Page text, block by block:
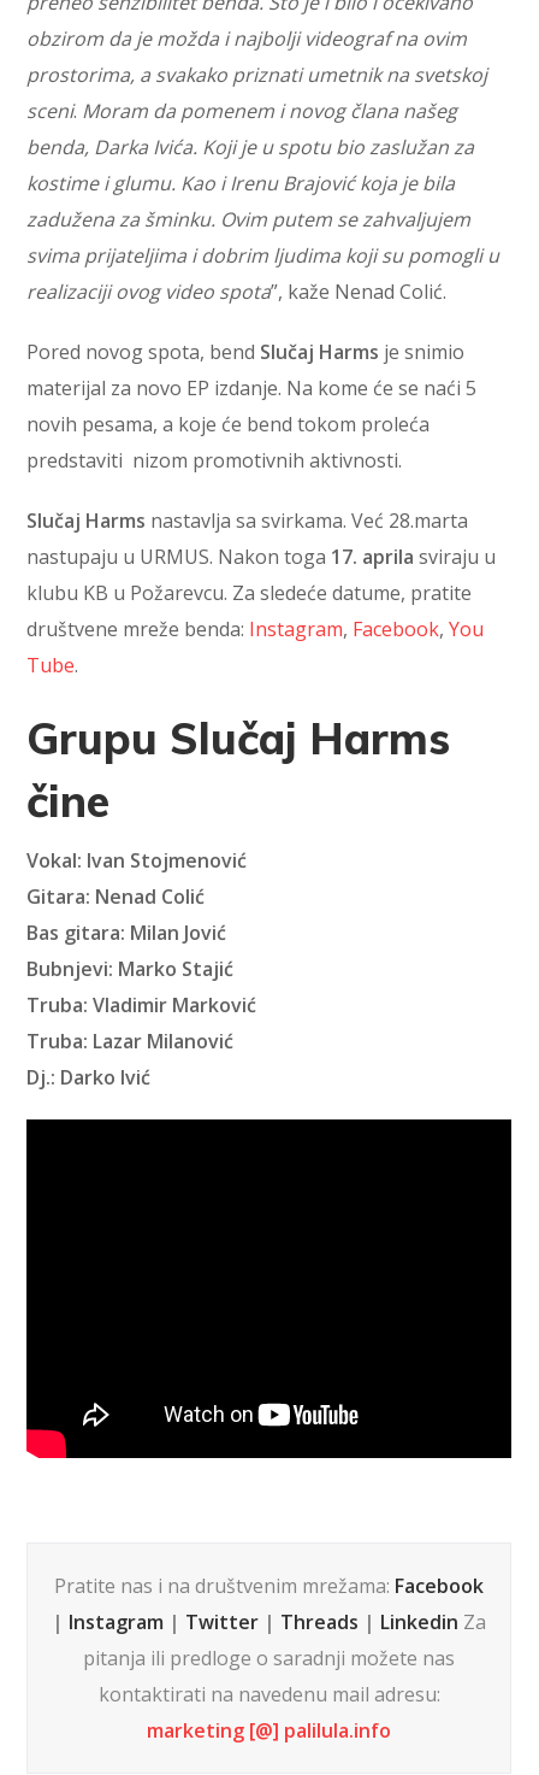
obzirom da je možda i najbolji videograf na ovim
prostorima, a svakako priznati umetnik na svetskoj
sceni. Moram da pomenem i novog člana našeg
benda, Darka Ivića. Koji je u spotu bio zaslužan za
kostime i glumu. Kao i Irenu Brajović koja je bila
zadužena za šminku. Ovim putem se zahvaljujem
svima prijateljima i dobrim ljudima koji su pomogli u
realizaciji ovog video spota”, kaže Nenad Colić.
Pored novog spota, bend Slučaj Harms je snimio
materijal za novo EP izdanje. Na kome će se naći 5
novih pesama, a koje će bend tokom proleća
predstaviti nizom promotivnih aktivnosti.
Slučaj Harms nastavlja sa svirkama. Već 28.marta
nastupaju u URMUS. Nakon toga 17. aprila sviraju u
klubu KB u Požarevcu. Za sledeće datume, pratite
društvene mreže benda: Instagram, Facebook,You
Tube.
Grupu Slučaj Harms
čine
Vokal: Ivan Stojmenović
Gitara: Nenad Colić
Bas gitara: Milan Jović
Bubnjevi: Marko Stajić
Truba: Vladimir Marković
Truba: Lazar Milanović
Dj.: Darko Ivić
Pratite nas i na društvenim mrežama: Facebook
| Instagram | Twitter | Threads | Linkedin Za
pitanja ili predloge o saradnji možete nas
kontaktirati na navedenu mail adresu:
marketing [@] palilula.info